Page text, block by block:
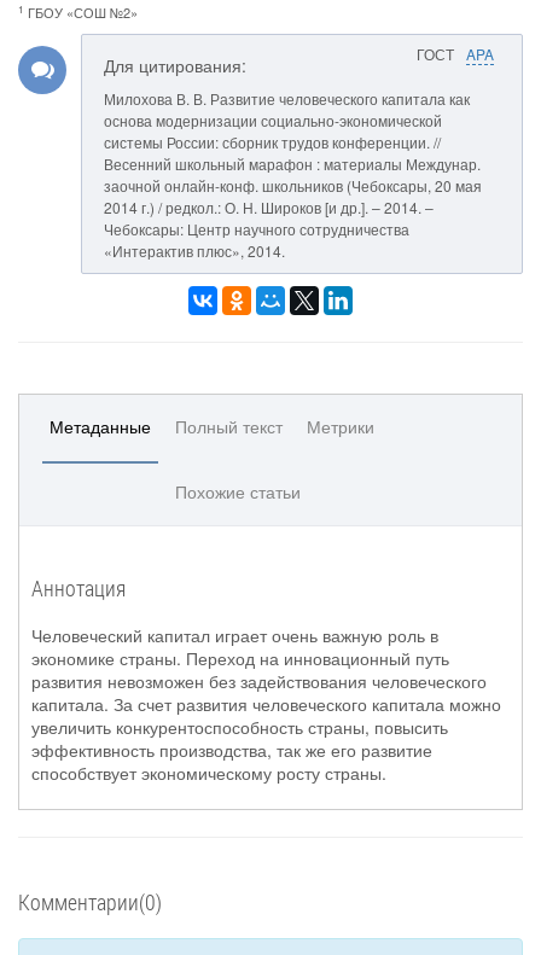
1 ГБОУ «СОШ №2»
ГОСТ APA
Для цитирования:
Милохова В. В. Развитие человеческого капитала как
основа модернизации социально-экономической
системы России: сборник трудов конференции. //
Весенний школьный марафон : материалы Междунар.
заочной онлайн-конф. школьников (Чебоксары, 20 мая
2014 г.) / редкол.: О. Н. Широков [и др.]. – 2014. –
Чебоксары: Центр научного сотрудничества
«Интерактив плюс», 2014.
Метаданные Полный текст Метрики
Похожие статьи
Аннотация
Человеческий капитал играет очень важную роль в
экономике страны. Переход на инновационный путь
развития невозможен без задействования человеческого
капитала. За счет развития человеческого капитала можно
увеличить конкурентоспособность страны, повысить
эффективность производства, так же его развитие
способствует экономическому росту страны.
Комментарии(0)